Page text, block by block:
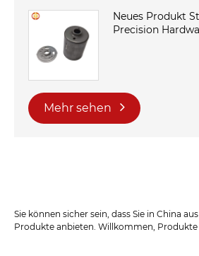
Neues Produkt
Precision
Mehr sehen
Sie können sicher sein, dass Sie in China
Produkte anbieten. Willkommen, Produkte